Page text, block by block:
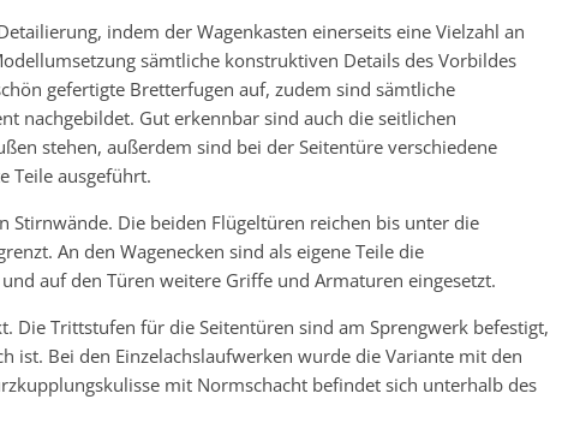
indem der Wagenkasten einerseits eine Vielzahl an
sämtliche konstruktiven Details des Vorbildes
gefertigte Bretterfugen auf, zudem sind sämtliche
nachgebildet. Gut erkennbar sind auch die seitlichen
stehen, außerdem sind bei der Seitentüre verschiedene
Teile ausgeführt.
Stirnwände. Die beiden Flügeltüren reichen bis unter die
An den Wagenecken sind als eigene Teile die
auf den Türen weitere Griffe und Armaturen eingesetzt.
Die Trittstufen für die Seitentüren sind am Sprengwerk befestigt,
ist. Bei den Einzelachslaufwerken wurde die Variante mit den
mit Normschacht befindet sich unterhalb des